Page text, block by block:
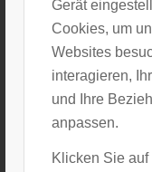
Gerät
Cookies, um
Websites
interagieren,
und Ihre
anpassen.
Klicken Sie
Deshalb können
keine Gewähr
verlinkten Seiten
Betreiber der
Seiten wurden
mögliche
Inhalte waren